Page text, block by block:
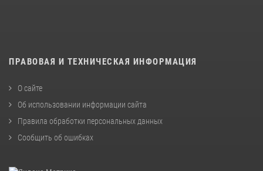
ПРАВОВАЯ И ТЕХНИЧЕСКАЯ ИНФОРМАЦИЯ
О сайте
Об использовании информации сайта
Правила обработки персональных данных
Сообщить об ошибках